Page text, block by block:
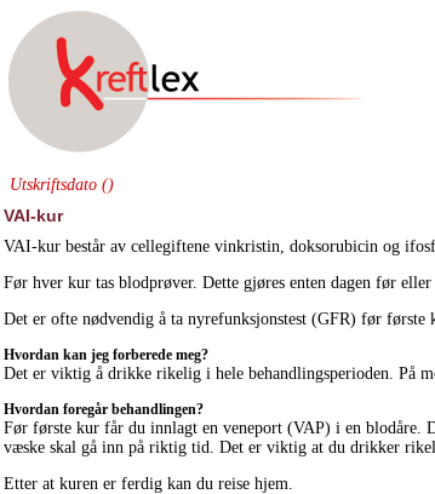
Utskriftsdato ()
VAI-kur
VAI-kur består av cellegiftene vinkristin, doksorubicin og
Før hver kur tas blodprøver. Dette gjøres enten dagen før eller
Det er ofte nødvendig å ta nyrefunksjonstest (GFR) før første
Hvordan kan jeg forberede meg?
Det er viktig å drikke rikelig i hele behandlingsperioden. På
Hvordan foregår behandlingen?
Før første kur får du innlagt en veneport (VAP) i en blodåre.
væske skal gå inn på riktig tid. Det er viktig at du drikker
Etter at kuren er ferdig kan du reise hjem.